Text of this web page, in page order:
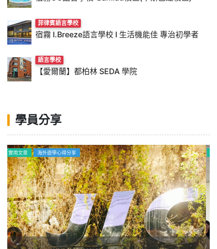
菲律賓語言學校
宿霧 I.Breeze語言學校 l 生活機能佳 專治初學者
語言學校
【愛爾蘭】都柏林 SEDA 學院
學員分享
海外遊學心得分享